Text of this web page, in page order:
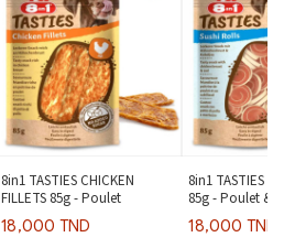
8in1 TASTIES CHICKEN
FILLETS 85g - Poulet
18,000 TND
8in1 TASTIES
85g - Poulet &
18,000 TND